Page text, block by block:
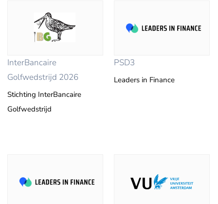
InterBancaire
Golfwedstrijd 2026
Stichting InterBancaire
Golfwedstrijd
PSD3
Leaders in Finance